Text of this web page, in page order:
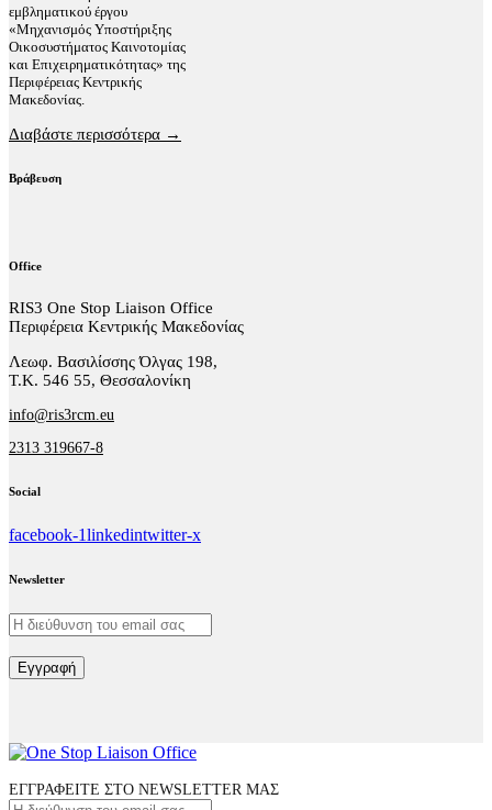
εμβληματικού έργου
«Μηχανισμός Υποστήριξης
Οικοσυστήματος Καινοτομίας
και Επιχειρηματικότητας» της
Περιφέρειας Κεντρικής
Μακεδονίας.
Διαβάστε περισσότερα →
Βράβευση
Office
RIS3 One Stop Liaison Office
Περιφέρεια Κεντρικής Μακεδονίας
Λεωφ. Βασιλίσσης Όλγας 198,
Τ.Κ. 546 55, Θεσσαλονίκη
info@ris3rcm.eu
2313 319667-8
Social
facebook-1linkedintwitter-x
Newsletter
Εγγραφή
ΕΓΓΡΑΦΕΙΤΕ ΣΤΟ NEWSLETTER ΜΑΣ